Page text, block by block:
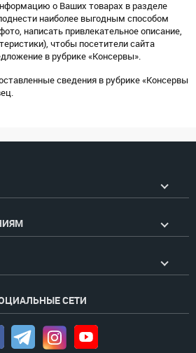
о Ваших товарах в разделе
наиболее выгодным способом
написать привлекательное описание,
чтобы посетители сайта
в рубрике «Консервы».
сведения в рубрике «Консервы
СЕТИ